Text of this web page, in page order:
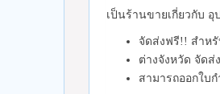
เป็นร้านขายเกี่ยวกับ
จัดส่งฟรี!! สำห
ต่างจังหวัด จัดส่
สามารถออกใบ